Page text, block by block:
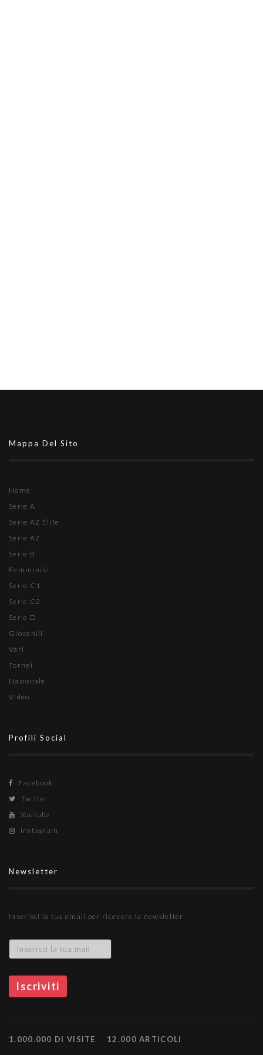
Mappa Del Sito
Home
Serie A
Serie A2 Élite
Serie A2
Serie B
Femminile
Serie C1
Serie C2
Serie D
Giovanili
Vari
Tornei
Nazionale
Video
Profili Social
Facebook
Twitter
Youtube
Instagram
Newsletter
Inserisci la tua email per ricevere la newsletter
1.000.000 DI VISITE 12.000 ARTICOLI